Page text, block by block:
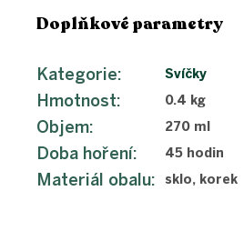
Doplňkové parametry
Kategorie: Svíčky
Hmotnost: 0.4 kg
Objem: 270 ml
Doba hoření: 45 hodin
Materiál obalu: sklo, korek